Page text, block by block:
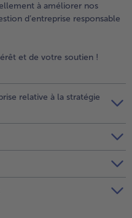
à améliorer nos
d’entreprise responsable
et de votre soutien !
relative à la stratégie